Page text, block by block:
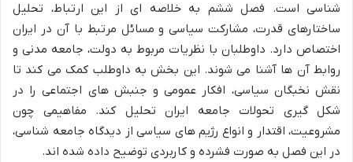
شناسی است. فصل ششم به خلاصه ای از این ارتباط، تحلیل
ساختارهای قدرت، مشارکت سیاسی و مسائل مرتبط با آن در ایران
اختصاص دارد. داوطلبان با نظریات مربوط به دولت، جامعه مدنی و
روابط آن ها آشنا می شوند. این بخش به داوطلب کمک می کند تا
نقش نخبگان سیاسی، افکار عمومی و جنبش های اجتماعی را در
شکل گیری تحولات جامعه ایران تحلیل کند. مفاهیمی چون
مشروعیت، اقتدار و انواع رژیم های سیاسی از دیدگاه جامعه شناسی،
در این فصل به صورت فشرده و کاربردی توضیح داده شده اند.